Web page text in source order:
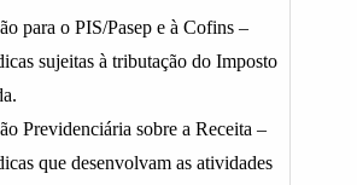
para o PIS/Pasep e à Cofins –
sujeitas à tributação do Imposto
Previdenciária sobre a Receita –
que desenvolvam as atividades